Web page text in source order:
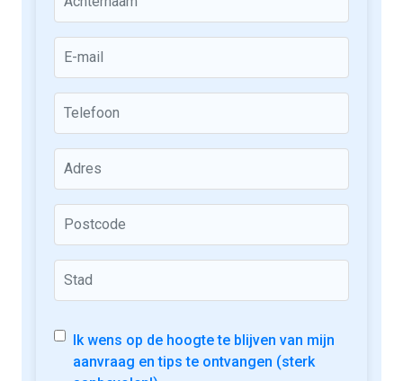
Ik wens op de hoogte te blijven van mijn
aanvraag en tips te ontvangen (sterk